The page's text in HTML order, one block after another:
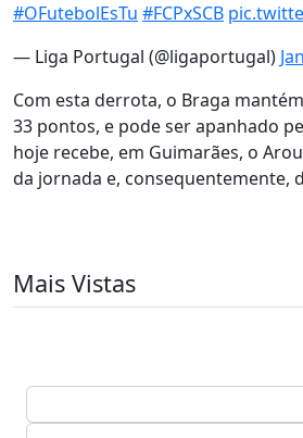
#OFutebolEsTu #FCPxSCB
— Liga Portugal (@ligaportugal)
Com esta derrota, o Braga
33 pontos, e pode ser apanhado
hoje recebe, em Guimarães, o
da jornada e, consequentemente,
Mais Vistas